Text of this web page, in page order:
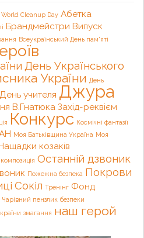
World Cleanup Day Абетка
Брандмейстри Випуск
Всеукраїнський День пам'яті
День Українського
України День
День учителя Джура
В.Гнатюка Захід-реквієм
Конкурс Космічні фантазії
Моя Батьківщина Україна Моя
козаків
Останній дзвоник
Пожежна безпека Покрови
Сокіл Тренінг Фонд
Чарівний пензлик безпеки
змагання наш герой